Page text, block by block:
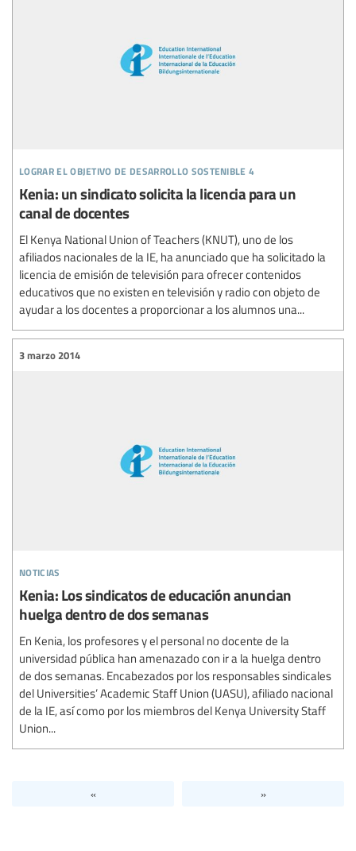
lograr el objetivo de desarrollo sostenible 4
Kenia: un sindicato solicita la licencia para un
canal de docentes
El Kenya National Union of Teachers (KNUT), uno de los
afiliados nacionales de la IE, ha anunciado que ha solicitado la
licencia de emisión de televisión para ofrecer contenidos
educativos que no existen en televisión y radio con objeto de
ayudar a los docentes a proporcionar a los alumnos una...
noticias
3 marzo 2014
Kenia: Los sindicatos de educación anuncian
huelga dentro de dos semanas
En Kenia, los profesores y el personal no docente de la
universidad pública han amenazado con ir a la huelga dentro
de dos semanas. Encabezados por los responsables sindicales
del Universities’ Academic Staff Union (UASU), afiliado nacional
de la IE, así como por los miembros del Kenya University Staff
Union...
« »